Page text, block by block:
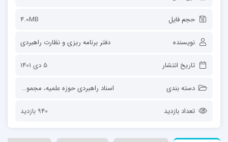
حجم فایل 4.0MB
نویسنده دفتر برنامه ریزی و نظارت راهبردی
تاریخ انتشار 5 دی 1401
دسته بندی اسناد راهبردی حوزه علمیه، مجموعه‌ها
تعداد بازدید 940 بازدید